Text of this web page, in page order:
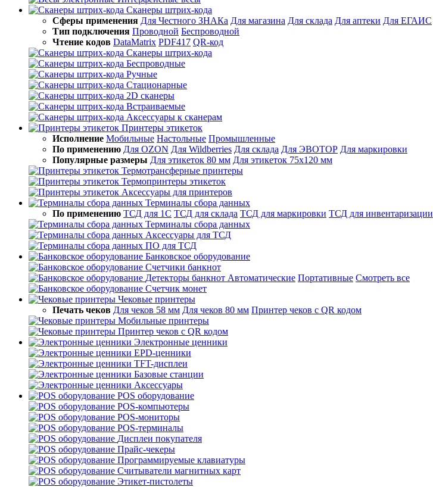
Сканеры штрих-кода
Сферы применения Для Честного ЗНАКа Для магазина Для склада Для аптеки Для ЕГАИС
Тип подключения Проводной Беспроводной
Чтение кодов DataMatrix PDF417 QR-код
Сканеры штрих-кода
Беспроводные
Ручные
Стационарные
2D сканеры
Встраиваемые
Аксессуары к сканерам
Принтеры этикеток
Исполнение Мобильные Настольные Промышленные
По применению Для OZON Для Wildberries Для склада Для ЭВОТОР Для маркировки
Популярные размеры Для этикеток 80 мм Для этикеток 75х120 мм
Термотрансферные принтеры
Термопринтеры этикеток
Аксессуары для принтеров
Терминалы сбора данных
По применению ТСД для 1С ТСД для склада ТСД для маркировки ТСД для инвентаризации
Терминалы сбора данных
Аксессуары для ТСД
ПО для ТСД
Банковское оборудование
Счетчики банкнот
Детекторы банкнот Автоматические Портативные Смотреть все
Счетчик монет
Чековые принтеры
Печать чеков Для чеков 58 мм Для чеков 80 мм Принтер чеков с QR кодом
Мобильные принтеры
Принтер чеков с QR кодом
Электронные ценники
EPD-ценники
TFT-дисплеи
Базовые станции
Аксессуары
POS оборудование
POS-компьютеры
POS-мониторы
POS-терминалы
Дисплеи покупателя
Прайс-чекеры
Программируемые клавиатуры
Считыватели магнитных карт
Этикет-пистолеты